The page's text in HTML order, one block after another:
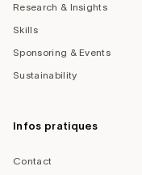
Research & Insights
Skills
Sponsoring & Events
Sustainability
Infos pratiques
Contact